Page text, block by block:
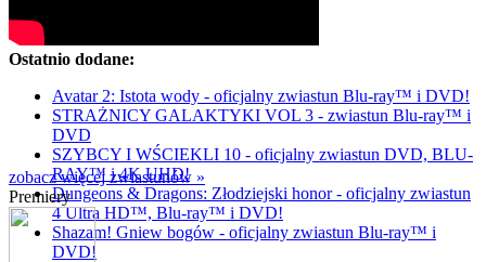
Ostatnio dodane:
Avatar 2: Istota wody - oficjalny zwiastun Blu-ray™ i DVD!
STRAŻNICY GALAKTYKI VOL 3 - zwiastun Blu-ray™ i
DVD
SZYBCY I WŚCIEKLI 10 - oficjalny zwiastun DVD, BLU-
RAY™ i 4K UHD!
Dungeons & Dragons: Złodziejski honor - oficjalny zwiastun
4 Ultra HD™, Blu-ray™ i DVD!
Shazam! Gniew bogów - oficjalny zwiastun Blu-ray™ i
DVD!
zobacz więcej zwiastunów »
Premiery